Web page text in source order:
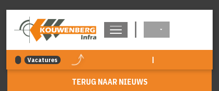
Vacatures |
TERUG NAAR NIEUWS